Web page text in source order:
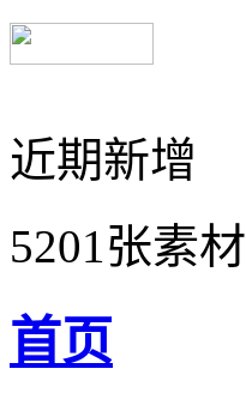
近期新增
5201张素材
首页